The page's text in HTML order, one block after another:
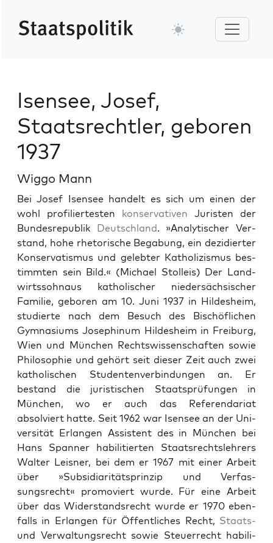
Isensee, Josef,
Staatsrechtler, geboren
1937
Wiggo Mann
Bei Josef Isensee han­delt es sich um einen der
wohl pro­fil­iertesten kon­ser­v­a­tiv­en Juris­ten der
Bun­desre­pub­lik Deutsch­land. »Ana­lytis­ch­er Ver­
stand, hohe rhetorische Begabung, ein dezi­diert­er
Kon­ser­vatismus und gelebter Katholizis­mus bes­
timmten sein Bild.« (Michael Stolleis) Der Land­
wirtssohnaus katholis­ch­er nieder­säch­sis­ch­er
Fam­i­lie, geboren am 10. Juni 1937 in Hildesheim,
studierte nach dem Besuch des Bis­chöflichen
Gym­na­si­ums Josephinum Hildesheim in Freiburg,
Wien und München Rechtswis­senschaften sowie
Philoso­phie und gehört seit dieser Zeit auch zwei
katholis­chen Stu­den­ten­verbindun­gen an. Er
bestand die juris­tis­chen Staat­sprü­fun­gen in
München, wo er auch das Ref­er­en­dari­at
absolviert hat­te. Seit 1962 war Isensee an der Uni­
ver­sität Erlan­gen Assis­tent des in München bei
Hans Span­ner habil­i­tierten Staat­srecht­slehrers
Wal­ter Leis­ner, bei dem er 1967 mit ein­er Arbeit
über »Sub­sidiar­ität­sprinzip und Ver­fas­
sungsrecht« pro­moviert wurde. Für eine Arbeit
über das Wider­stand­srecht wurde er 1970 eben­
falls in Erlan­gen für Öffentlich­es Recht, Staats-
und Ver­wal­tungsrecht sowie Steuer­recht habil­i­